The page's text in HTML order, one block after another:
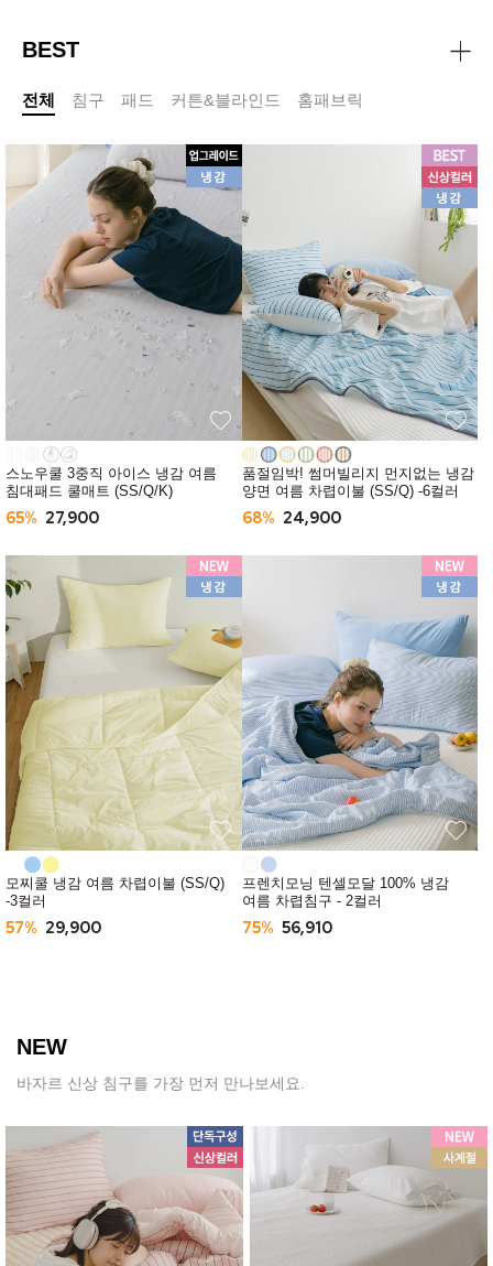
BEST
전체 침구 패드 커튼&블라인드 홈패브릭
스노우쿨 3중직 아이스 냉감 여름
침대패드 쿨매트 (SS/Q/K)
65% 27,900
품절임박! 썸머빌리지 먼지없는 냉감
양면 여름 차렵이불 (SS/Q) -6컬러
68% 24,900
모찌쿨 냉감 여름 차렵이불 (SS/Q)
-3컬러
57% 29,900
프렌치모닝 텐셀모달 100% 냉감
여름 차렵침구 - 2컬러
75% 56,910
NEW
바자르 신상 침구를 가장 먼저 만나보세요.